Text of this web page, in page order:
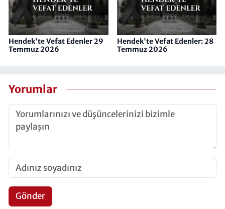
Hendek'te Vefat Edenler 29
Temmuz 2026
Hendek'te Vefat Edenler: 28
Temmuz 2026
Yorumlar
Gönder